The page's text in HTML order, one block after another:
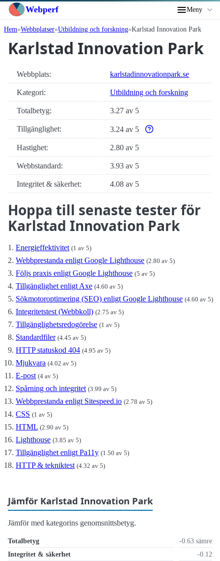
Webperf Meny
Hem Webbplatser Utbildning och forskning Karlstad Innovation Park
Karlstad Innovation Park
Webbplats: karlstadinnovationpark.se
Kategori: Utbildning och forskning
Totalbetyg: 3.27 av 5
Tillgänglighet: 3.24 av 5
Varför enbart
Hastighet:
2.80 av 5
Webbstandard: 3.93 av 5
Integritet & säkerhet: 4.08 av 5
Hoppa till senaste tester för
Karlstad Innovation Park
Energieffektivitet (1 av 5)
Webbprestanda enligt Google Lighthouse (2.80 av 5)
Följs praxis enligt Google Lighthouse (5 av 5)
Tillgänglighet enligt Axe (4.60 av 5)
Sökmotoroptimering (SEO) enligt Google Lighthouse (4.60 av 5)
Integritetstest (Webbkoll) (2.75 av 5)
Tillgänglighetsredogörelse (1 av 5)
Standardfiler (4.45 av 5)
HTTP statuskod 404 (4.95 av 5)
Mjukvara (4.02 av 5)
E-post (4 av 5)
Spårning och integritet (3.99 av 5)
Webbprestanda enligt Sitespeed.io (2.78 av 5)
CSS (1 av 5)
HTML (2.90 av 5)
Lighthouse (3.85 av 5)
Tillgänglighet enligt Pa11y (1.50 av 5)
HTTP & tekniktest (4.32 av 5)
Jämför Karlstad Innovation Park
Jämför med kategorins genomsnittsbetyg.
Totalbetyg
-0.63 sämre
Integritet & säkerhet
-0.12